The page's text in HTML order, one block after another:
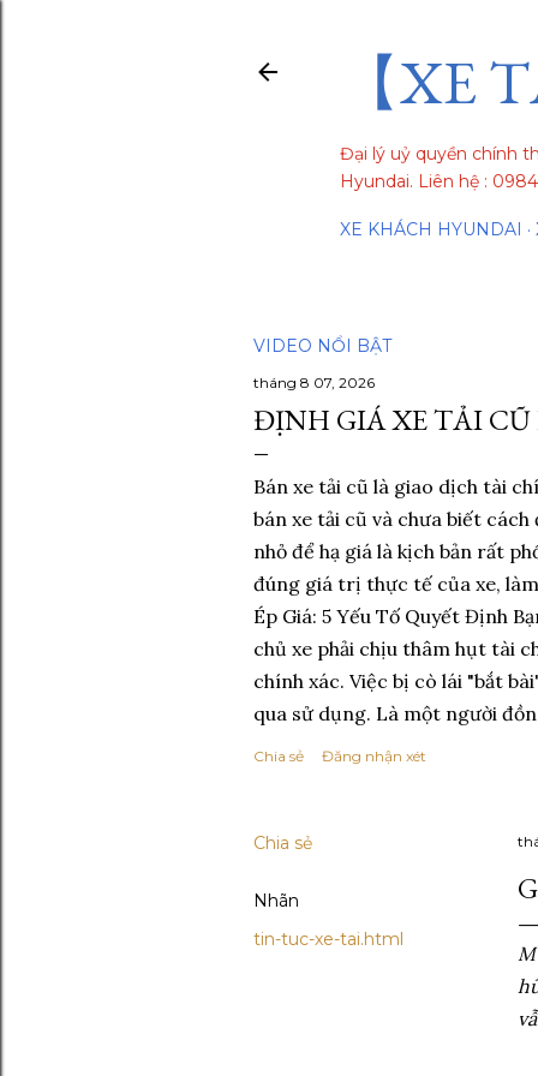
【XE
Đại lý uỷ quyền chính
Hyundai. Liên hệ :
XE KHÁCH HYUNDAI
VIDEO NỔI BẬT
tháng 8 07, 2026
ĐỊNH GIÁ XE TẢI CŨ
Bán xe tải cũ là giao dịch tài
bán xe tải cũ và chưa biết
nhỏ để hạ giá là kịch bản rất
đúng giá trị thực tế của xe,
Ép Giá: 5 Yếu Tố Quyết Định
chủ xe phải chịu thâm hụt tài
chính xác. Việc bị cò lái "bắt
qua sử dụng. Là một người
Chia sẻ Đăng nhận xét
Chia sẻ
Nhãn
tin-tuc-xe-tai.html